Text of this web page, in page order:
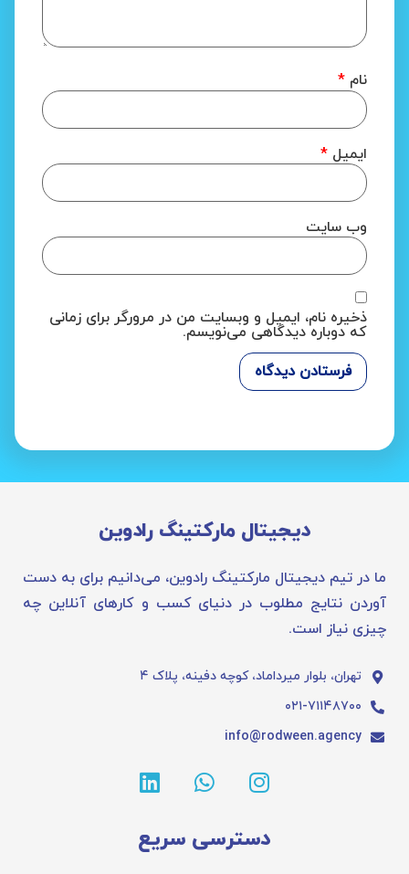
نام *
ایمیل *
وب‌ سایت
ذخیره نام، ایمیل و وبسایت من در مرورگر برای زمانی
که دوباره دیدگاهی می‌نویسم.
دیجیتال مارکتینگ رادوین
ما در تیم دیجیتال مارکتینگ رادوین، می‌دانیم برای به دست
آوردن نتایج مطلوب در دنیای کسب و کارهای آنلاین چه
چیزی نیاز است.
تهران، بلوار میرداماد، کوچه دفینه، پلاک ۴
۰۲۱-۷۱۱۴۸۷۰۰
info@rodween.agency
دسترسی سریع